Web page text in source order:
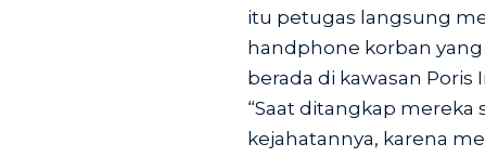
itu petugas langsung
handphone korban
berada di kawasan Poris
“Saat ditangkap
kejahatannya, karena